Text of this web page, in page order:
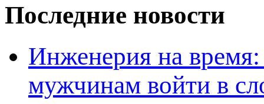
Последние новости
Инженерия на время:
мужчинам войти в